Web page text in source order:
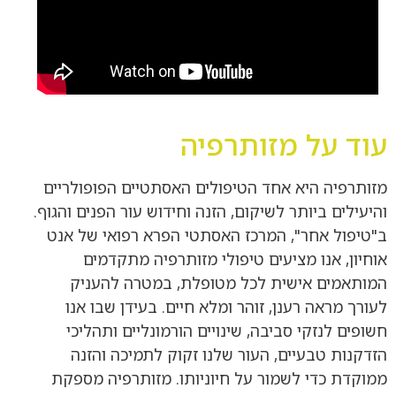
עוד על מזותרפיה
מזותרפיה היא אחד הטיפולים האסתטיים הפופולריים
והיעילים ביותר לשיקום, הזנה וחידוש עור הפנים והגוף.
ב"טיפול אחר", המרכז האסתטי הפרא רפואי של אנט
אוחיון, אנו מציעים טיפולי מזותרפיה מתקדמים
המותאמים אישית לכל מטופלת, במטרה להעניק
לעורך מראה רענן, זוהר ומלא חיים. בעידן שבו אנו
חשופים לנזקי סביבה, שינויים הורמונליים ותהליכי
הזדקנות טבעיים, העור שלנו זקוק לתמיכה והזנה
ממוקדת כדי לשמור על חיוניותו. מזותרפיה מספקת